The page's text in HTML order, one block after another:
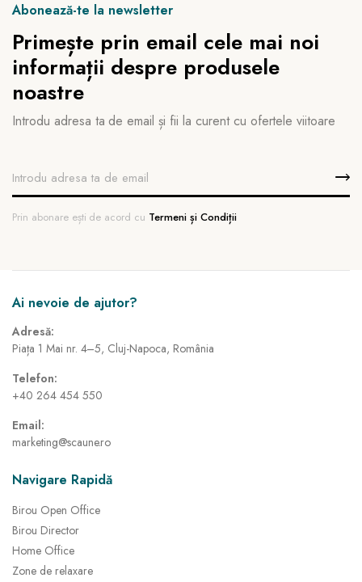
Abonează-te la newsletter
Primește prin email cele mai noi
informații despre produsele
noastre
Introdu adresa ta de email și fii la curent cu ofertele viitoare
Prin abonare ești de acord cu Termeni și Condiții
Ai nevoie de ajutor?
Adresă:
Piața 1 Mai nr. 4–5, Cluj-Napoca, România
Telefon:
+40 264 454 550
Email:
marketing@scaune.ro
Navigare Rapidă
Birou Open Office
Birou Director
Home Office
Zone de relaxare